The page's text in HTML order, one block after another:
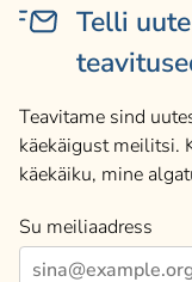
Telli
Teavitame sind
käekäigust meilitsi.
käekäiku, mine
Su meiliaadress